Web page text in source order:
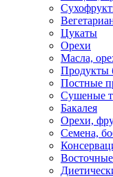
Цукаты
Орехи
Масла,
Продукты
Постные
Сушеные
Бакалея
Орехи,
Семена,